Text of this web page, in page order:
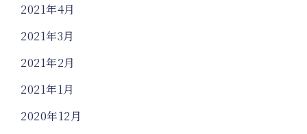
2021年4月
2021年3月
2021年2月
2021年1月
2020年12月